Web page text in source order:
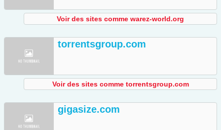
Voir des sites comme warez-world.org
torrentsgroup.com
Voir des sites comme torrentsgroup.com
gigasize.com